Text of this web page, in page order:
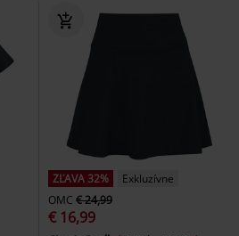
ZĽAVA 32%
Exkluzívne
OMC € 24,99
€ 16,99